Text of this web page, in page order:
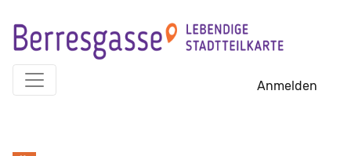
content
Anmelden